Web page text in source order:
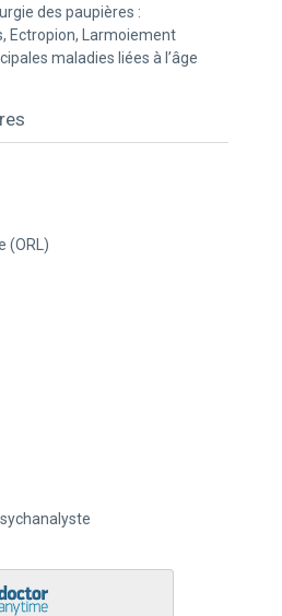
des paupières :
Ectropion, Larmoiement
maladies liées à l’âge
(ORL)